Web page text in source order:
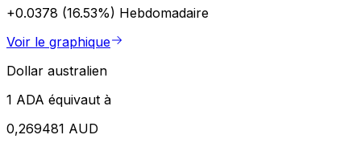
+0.0378 (16.53%) Hebdomadaire
Voir le graphique
Dollar australien
1 ADA équivaut à
0,269481 AUD